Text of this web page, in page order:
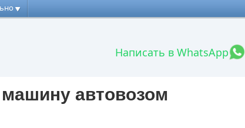
Написать в WhatsApp
автовозом